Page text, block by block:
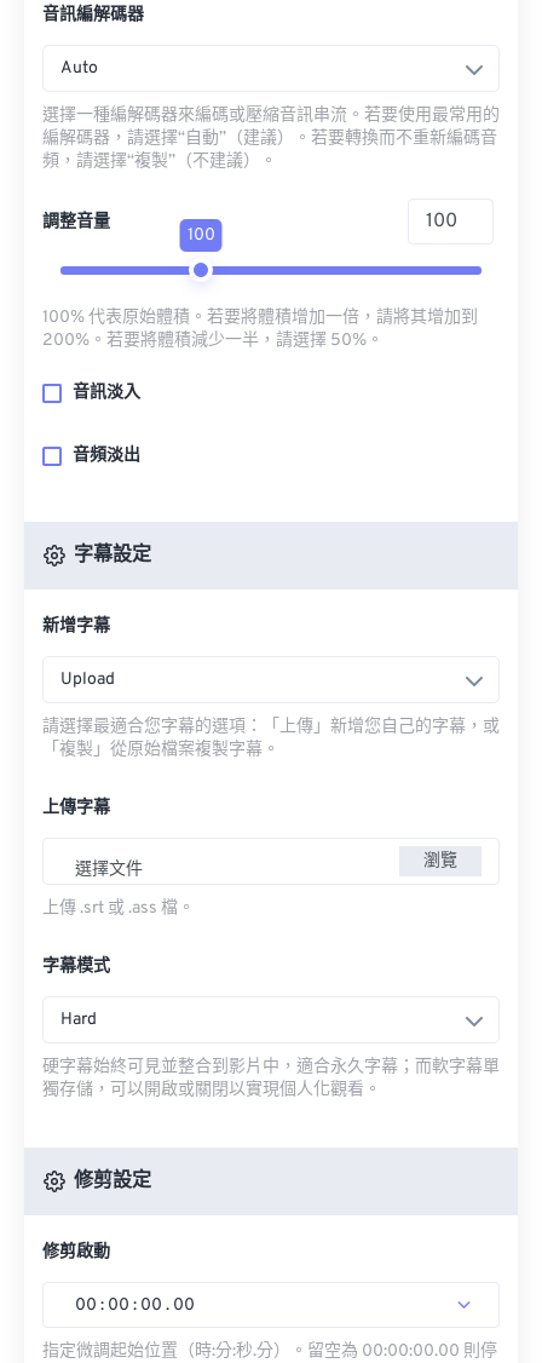
音訊編解碼器
Auto
選擇一種編解碼器來編碼或壓縮音訊串流。若要使用最常用的
編解碼器，請選擇“自動”（建議）。若要轉換而不重新編碼音
頻，請選擇“複製”（不建議）。
調整音量
100
100% 代表原始體積。若要將體積增加一倍，請將其增加到
200%。若要將體積減少一半，請選擇 50%。
音訊淡入
音頻淡出
字幕設定
新增字幕
Upload
請選擇最適合您字幕的選項：「上傳」新增您自己的字幕，或
「複製」從原始檔案複製字幕。
上傳字幕
選擇文件 瀏覽
上傳 .srt 或 .ass 檔。
字幕模式
Hard
硬字幕始終可見並整合到影片中，適合永久字幕；而軟字幕單
獨存儲，可以開啟或關閉以實現個人化觀看。
修剪設定
修剪啟動
00 : 00 : 00 . 00
指定微調起始位置（時:分:秒.分）。留空為 00:00:00.00 則停